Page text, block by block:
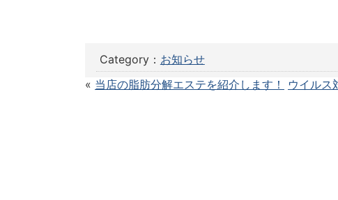
Category： お知らせ
« 当店の脂肪分解エステを紹介します！ ウイルス